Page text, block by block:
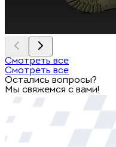
Смотреть все
Смотреть все
Остались вопросы?
Мы свяжемся с вами!